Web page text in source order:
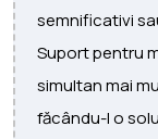
semnificativi
Suport pentru
simultan mai
făcându-l o